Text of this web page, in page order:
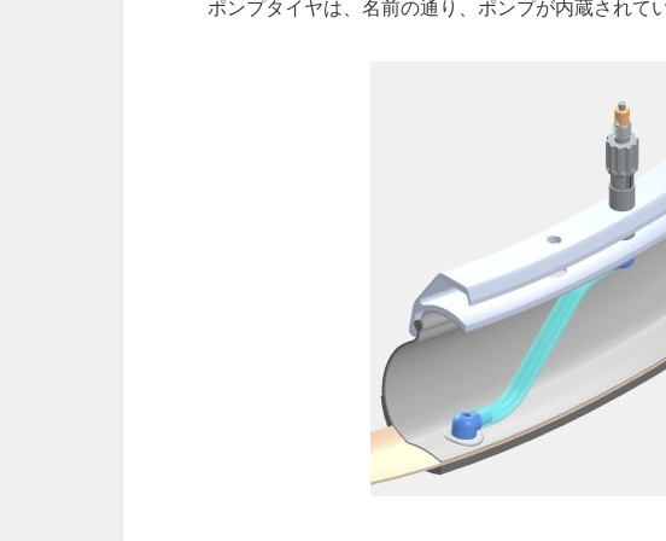
ポンプタイヤは、名前の通り、ポンプが内蔵されて